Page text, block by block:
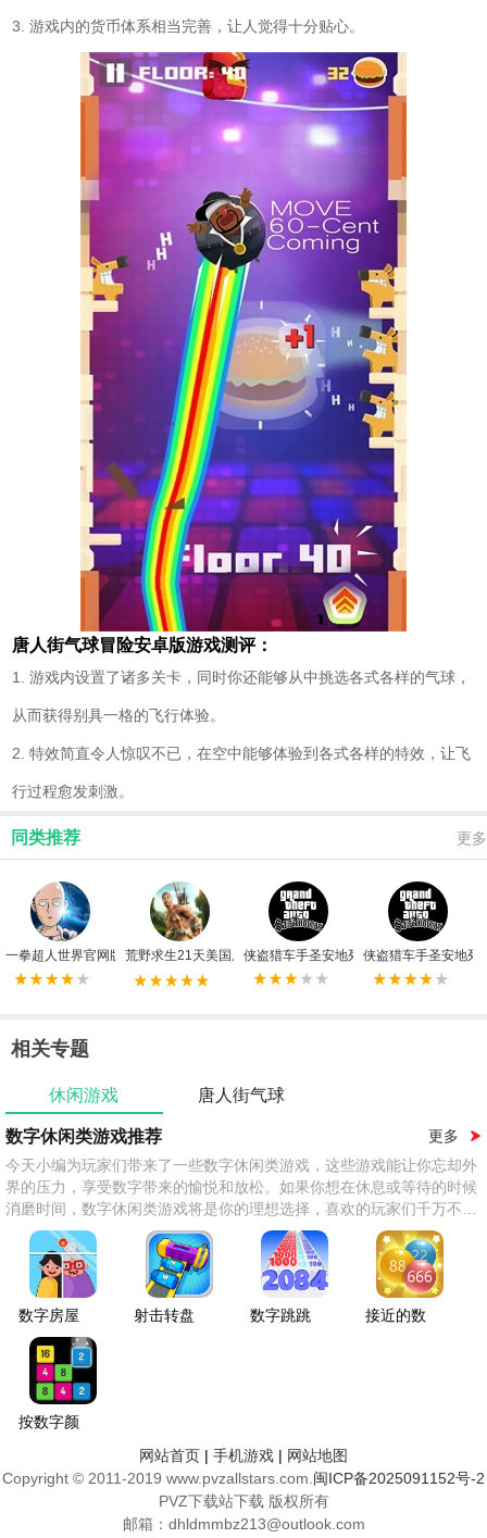
3. 游戏内的货币体系相当完善，让人觉得十分贴心。
唐人街气球冒险安卓版游戏测评：
1. 游戏内设置了诸多关卡，同时你还能够从中挑选各式各样的气球，
从而获得别具一格的飞行体验。
2. 特效简直令人惊叹不已，在空中能够体验到各式各样的特效，让飞
行过程愈发刺激。
同类推荐 更多
一拳超人世界官网版 荒野求生21天美国原版无限资源版侠盗猎车手圣安地列斯手机版中文版
侠盗猎车手圣安地列
相关专题
休闲游戏 唐人街气球
数字休闲类游戏推荐
更多
今天小编为玩家们带来了一些数字休闲类游戏，这些游戏能让你忘却外
界的压力，享受数字带来的愉悦和放松。如果你想在休息或等待的时候
消磨时间，数字休闲类游戏将是你的理想选择，喜欢的玩家们千万不要
错过！
数字房屋
射击转盘
数字跳跳
接近的数
按数字颜
网站首页 | 手机游戏 | 网站地图
Copyright © 2011-2019 www.pvzallstars.com. 闽ICP备2025091152号-2
PVZ下载站下载 版权所有
邮箱：dhldmmbz213@outlook.com